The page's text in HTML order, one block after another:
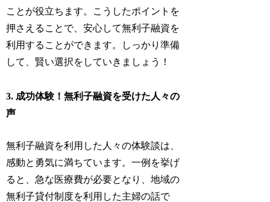
ことが役立ちます。こうしたポイントを
押さえることで、安心して無利子融資を
利用することができます。しっかり準備
して、賢い選択をしていきましょう！
3. 成功体験！無利子融資を受けた人々の
声
無利子融資を利用した人々の体験談は、
感動と勇気に満ちています。一例を挙げ
ると、急な医療費が必要となり、地域の
無利子貸付制度を利用した主婦の話で